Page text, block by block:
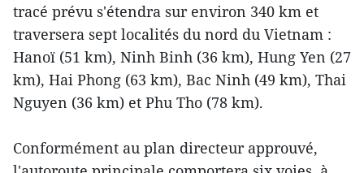
tracé prévu s'étendra sur environ 340 km et
traversera sept localités du nord du Vietnam :
Hanoï (51 km), Ninh Binh (36 km), Hung Yen (27
km), Hai Phong (63 km), Bac Ninh (49 km), Thai
Nguyen (36 km) et Phu Tho (78 km).
Conformément au plan directeur approuvé,